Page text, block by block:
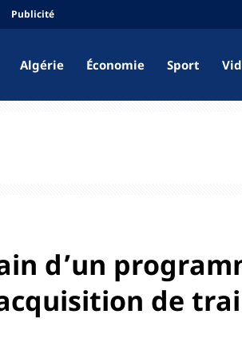
Publicité
Algérie Économie Sport
d’un
de